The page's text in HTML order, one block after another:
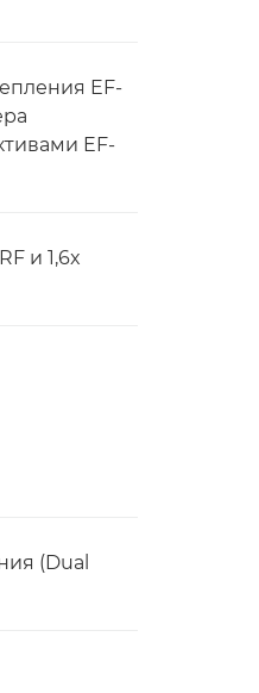
EF-
EF-
и 1,6x
(Dual